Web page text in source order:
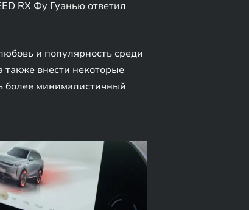
RX Фу Гуанью ответил
и популярность среди
также внести некоторые
более минималистичный